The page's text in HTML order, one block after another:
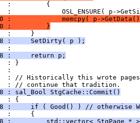
:             memcpy( p-
:         }
:     SetDirty( p );
:     return p;
: // Historically this wrote
: sal_Bool StgCache::Commit()
:     if ( Good() ) // otherwise
:         std::vector< StgPage *